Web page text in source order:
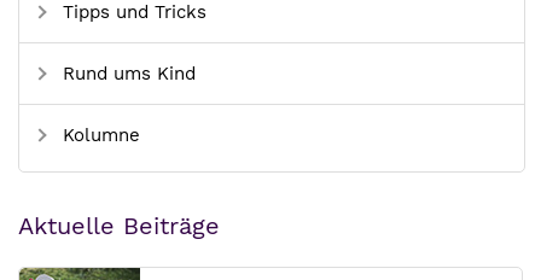
Tipps und Tricks
Rund ums Kind
Kolumne
Aktuelle Beiträge